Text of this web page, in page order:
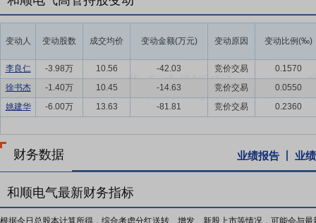
变动人 变动股数 成交均价 变动金额(万元) 变动原因 变动比例(‰)
李良仁 -3.98万 10.56 -42.03 竞价交易
0.1570
徐书杰
-1.40万 10.45 -14.63 竞价交易
0.0550
姚建华
-6.00万 13.63 -81.81 竞价交易 0.2360
财务数据 业绩报告 业
和顺电气最新财务指标
根据今日总股本计算所得，综合考虑分红送转、增发、新股上市等情况，可能会与最